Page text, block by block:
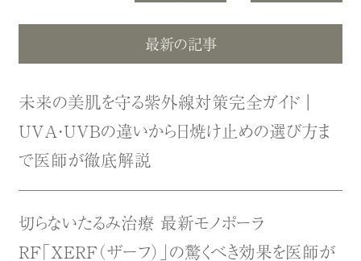
最新の記事
未来の美肌を守る紫外線対策完全ガイド｜
UVA・UVBの違いから日焼け止めの選び方ま
で医師が徹底解説
切らないたるみ治療 最新モノポーラ
RF「XERF（ザーフ）」の驚くべき効果を医師が